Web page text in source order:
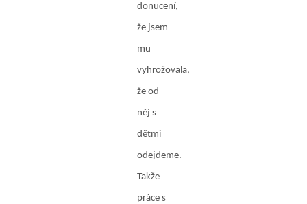
donucení,
že jsem
mu
vyhrožovala,
že od
něj s
dětmi
odejdeme.
Takže
práce s